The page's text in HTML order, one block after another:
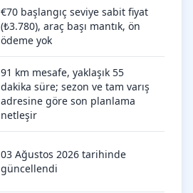
€70 başlangıç seviye sabit fiyat
(₺3.780), araç başı mantık, ön
ödeme yok
91 km mesafe, yaklaşık 55
dakika süre; sezon ve tam varış
adresine göre son planlama
netleşir
03 Ağustos 2026 tarihinde
güncellendi